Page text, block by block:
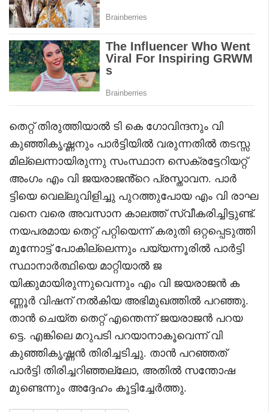
തെറ്റ് തിരുത്തിയാൽ ടി കെ ഗോവിന്ദനും വി
കുഞ്ഞികൃഷ്ണനും പാർട്ടിയിൽ വരുന്നതിൽ തടസ്സ
മില്ലെന്നായിരുന്നു സംസ്ഥാന സെക്രട്ടേറിയറ്റ്
അംഗം എം വി ജയരാജൻ്റെ പ്രസ്താവന. പാർ
ട്ടിയെ വെല്ലുവിളിച്ചു പുറത്തുപോയ എം വി രാഘ
വനെ വരെ അവസാന കാലത്ത് സ്വീകരിച്ചിട്ടുണ്ട്.
നയപരമായ തെറ്റ് പറ്റിയെന്ന് കരുതി ഒറ്റപ്പെടുത്തി
മുന്നോട്ട് പോകില്ലെന്നും പയ്യന്നൂരിൽ പാർട്ടി
സ്ഥാനാർത്ഥിയെ മാറ്റിയാൽ ജ
യിക്കുമായിരുന്നുവെന്നും എം വി ജയരാജൻ ക
ണ്ണൂർ വിഷന് നൽകിയ അഭിമുഖത്തിൽ പറഞ്ഞു.
താന്‍ ചെയ്ത തെറ്റ് എന്തെന്ന് ജയരാജന്‍ പറയ
ട്ടെ. എങ്കിലെ മറുപടി പറയാനാകൂവെന്ന് വി
കുഞ്ഞികൃഷ്ണന്‍ തിരിച്ചടിച്ചു. താന്‍ പറഞ്ഞത്
പാര്‍ട്ടി തിരിച്ചറിഞ്ഞല്ലോ, അതില്‍ സന്തോഷ
മുണ്ടെന്നും അദ്ദേഹം കൂട്ടിച്ചേര്‍ത്തു.